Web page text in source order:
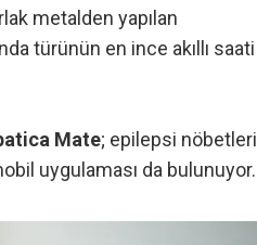
metalden yapılan
türünün en ince akıllı saati
Mate; epilepsi nöbetleri
uygulaması da bulunuyor.